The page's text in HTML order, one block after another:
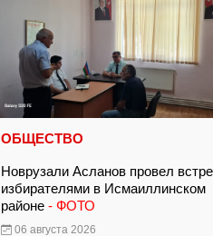
ОБЩЕСТВО
Новрузали Асланов провел
избирателями в Исмаиллинском
районе - ФОТО
06 августа 2026